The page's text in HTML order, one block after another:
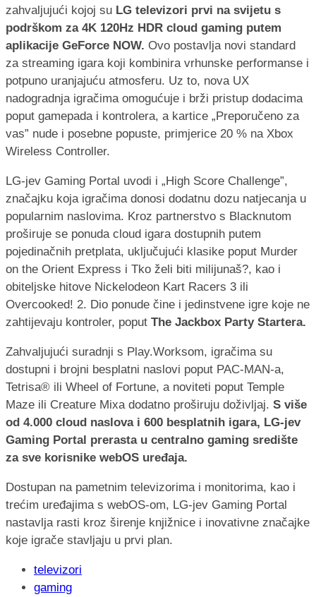
zahvaljujući kojoj su LG televizori prvi na svijetu s
podrškom za 4K 120Hz HDR cloud gaming putem
aplikacije GeForce NOW. Ovo postavlja novi standard
za streaming igara koji kombinira vrhunske performanse i
potpuno uranjajuću atmosferu. Uz to, nova UX
nadogradnja igračima omogućuje i brži pristup dodacima
poput gamepada i kontrolera, a kartice „Preporučeno za
vas” nude i posebne popuste, primjerice 20 % na Xbox
Wireless Controller.
LG-jev Gaming Portal uvodi i „High Score Challenge”,
značajku koja igračima donosi dodatnu dozu natjecanja u
popularnim naslovima. Kroz partnerstvo s Blacknutom
proširuje se ponuda cloud igara dostupnih putem
pojedinačnih pretplata, uključujući klasike poput Murder
on the Orient Express i Tko želi biti milijunaš?, kao i
obiteljske hitove Nickelodeon Kart Racers 3 ili
Overcooked! 2. Dio ponude čine i jedinstvene igre koje ne
zahtijevaju kontroler, poput The Jackbox Party Startera.
Zahvaljujući suradnji s Play.Worksom, igračima su
dostupni i brojni besplatni naslovi poput PAC-MAN-a,
Tetrisa® ili Wheel of Fortune, a noviteti poput Temple
Maze ili Creature Mixa dodatno proširuju doživljaj. S više
od 4.000 cloud naslova i 600 besplatnih igara, LG-jev
Gaming Portal prerasta u centralno gaming središte
za sve korisnike webOS uređaja.
Dostupan na pametnim televizorima i monitorima, kao i
trećim uređajima s webOS-om, LG-jev Gaming Portal
nastavlja rasti kroz širenje knjižnice i inovativne značajke
koje igrače stavljaju u prvi plan.
televizori
gaming